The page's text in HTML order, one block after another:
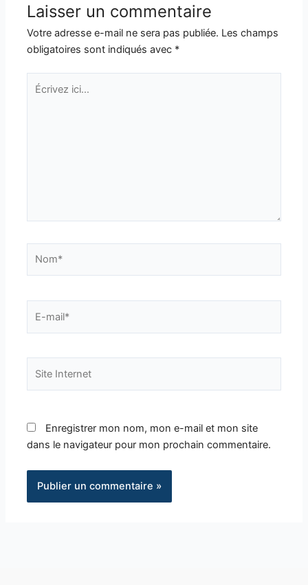
Laisser un commentaire
Votre adresse e-mail ne sera pas publiée. Les champs
obligatoires sont indiqués avec *
Écrivez
ici…
mail*
Enregistrer mon nom, mon e-mail et mon site
dans le navigateur pour mon prochain commentaire.